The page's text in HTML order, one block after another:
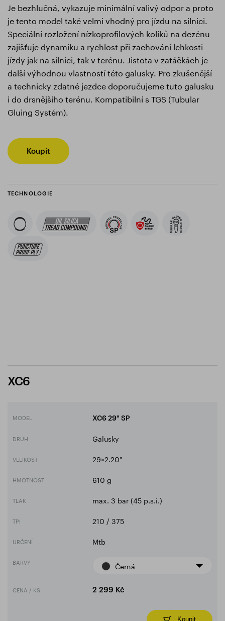
Je bezhlučná, vykazuje minimální valivý odpor a proto
je tento model také velmi vhodný pro jízdu na silnici.
Speciální rozložení nízkoprofilových kolíků na dezénu
zajišťuje dynamiku a rychlost při zachování lehkosti
jízdy jak na silnici, tak v terénu. Jistota v zatáčkách je
další výhodnou vlastností této galusky. Pro zkušenější
a technicky zdatné jezdce doporučujeme tuto galusku
i do drsnějšího terénu. Kompatibilní s TGS (Tubular
Gluing Systém).
Koupit
TECHNOLOGIE
XC6
MODEL XC6 29" SP
DRUH Galusky
VELIKOST 29×2.20"
HMOTNOST 610 g
TLAK max. 3 bar (45 p.s.i.)
TPI 210 / 375
URČENÍ Mtb
BARVY Černá
CENA / KS 2 299 Kč
Koupit